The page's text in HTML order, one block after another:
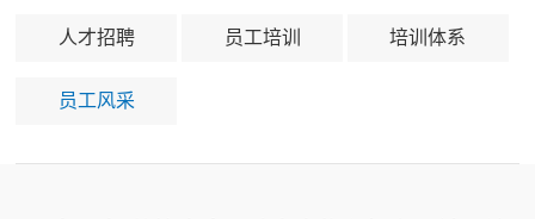
人才招聘 员工培训 培训体系
员工风采